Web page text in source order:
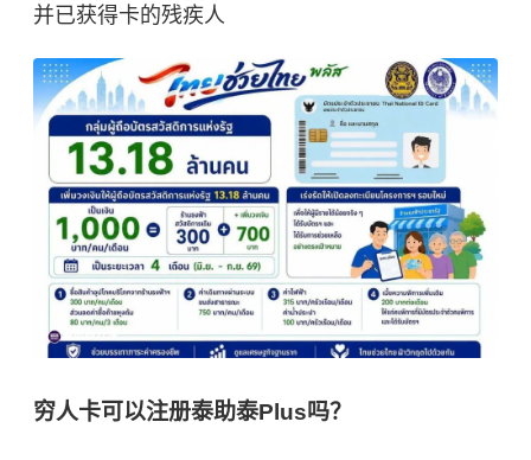
并已获得卡的残疾人
穷人卡可以注册泰助泰Plus吗？